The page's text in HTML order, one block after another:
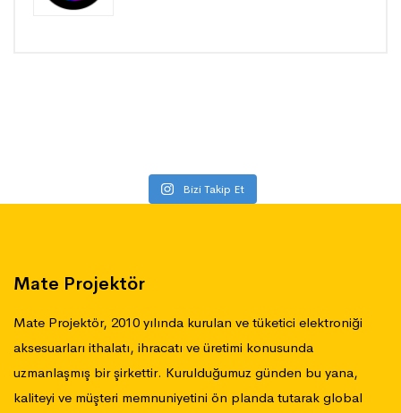
Bizi Takip Et
Mate Projektör
Mate Projektör, 2010 yılında kurulan ve tüketici elektroniği
aksesuarları ithalatı, ihracatı ve üretimi konusunda
uzmanlaşmış bir şirkettir. Kurulduğumuz günden bu yana,
kaliteyi ve müşteri memnuniyetini ön planda tutarak global